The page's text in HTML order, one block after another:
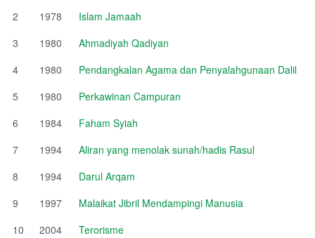
2
1978
Islam Jamaah
3
1980
Ahmadiyah Qadiyan
4
1980
Pendangkalan Agama dan Penyalahgunaan Dalil
5
1980
Perkawinan Campuran
6
1984
Faham Syiah
7
1994
Aliran yang menolak sunah/hadis Rasul
8
1994
Darul Arqam
9
1997
Malaikat Jibril Mendampingi Manusia
10
2004
Terorisme